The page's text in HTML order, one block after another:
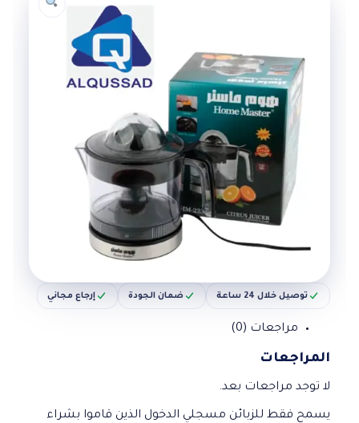
توصيل خلال 24 ساعة ضمان الجودة إرجاع مجاني
مراجعات (0)
المراجعات
لا توجد مراجعات بعد.
يسمح فقط للزبائن مسجلي الدخول الذين قاموا بشراء